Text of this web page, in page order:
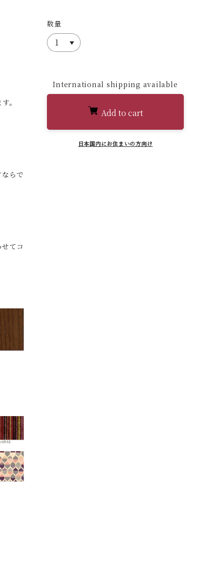
数量
International shipping available
Add to cart
日本国内にお住まいの方向け
。
らで
てコ